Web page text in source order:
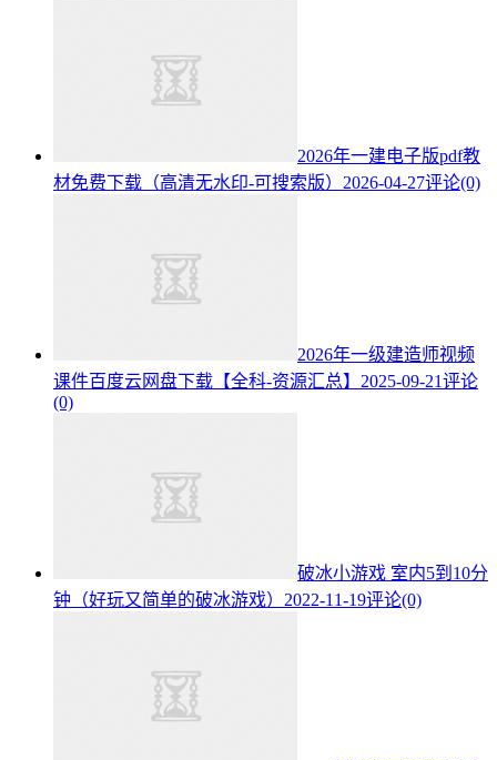
2026年一建电子版pdf教
材免费下载（高清无水印-可搜索版） 2026-04-27评论(0)
2026年一级建造师视频
课件百度云网盘下载【全科-资源汇总】 2025-09-21评论
(0)
破冰小游戏 室内5到10分
钟（好玩又简单的破冰游戏） 2022-11-19评论(0)